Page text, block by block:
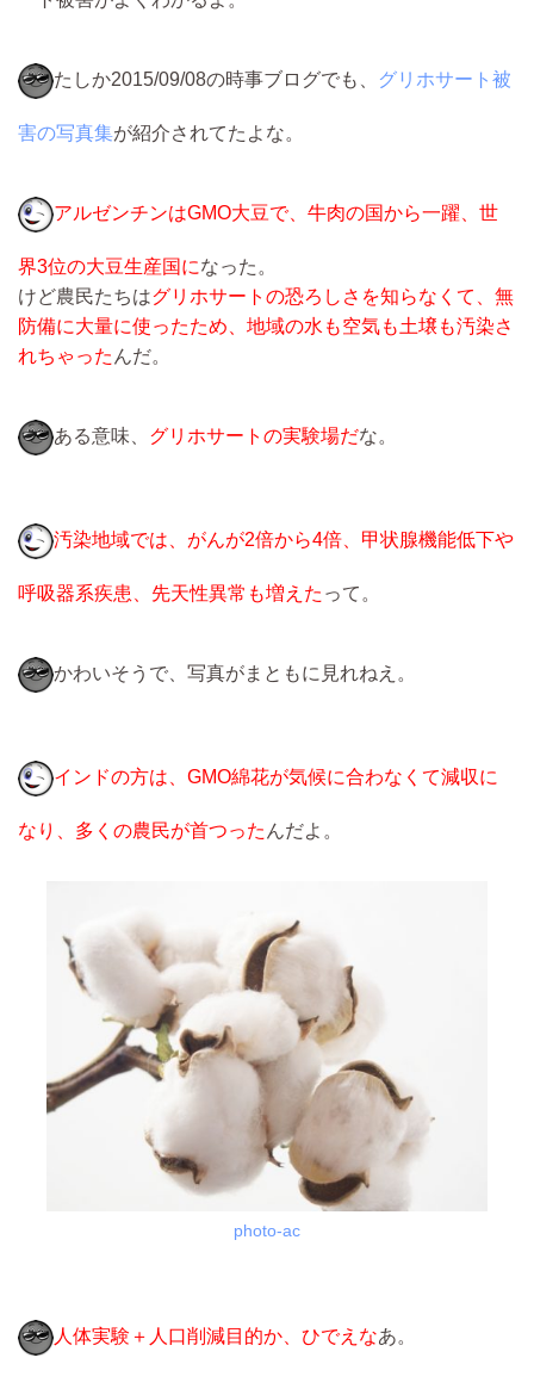
たしか2015/09/08の時事ブログでも、 グリホサート被
害の写真集が紹介されてたよな。
アルゼンチンはGMO大豆で、牛肉の国から一躍、世
界3位の大豆生産国になった。
けど農民たちはグリホサートの恐ろしさを知らなくて、無
防備に大量に使ったため、地域の水も空気も土壌も汚染さ
れちゃった んだ。
ある意味、 グリホサートの実験場だな。
汚染地域では、がんが2倍から4倍、甲状腺機能低下や
呼吸器系疾患、先天性異常も増えた って。
かわいそうで、写真がまともに見れねえ。
インドの方は、GMO綿花が気候に合わなくて減収に
なり、多くの農民が首つった んだよ。
photo-ac
人体実験＋人口削減目的か、ひでえなあ。